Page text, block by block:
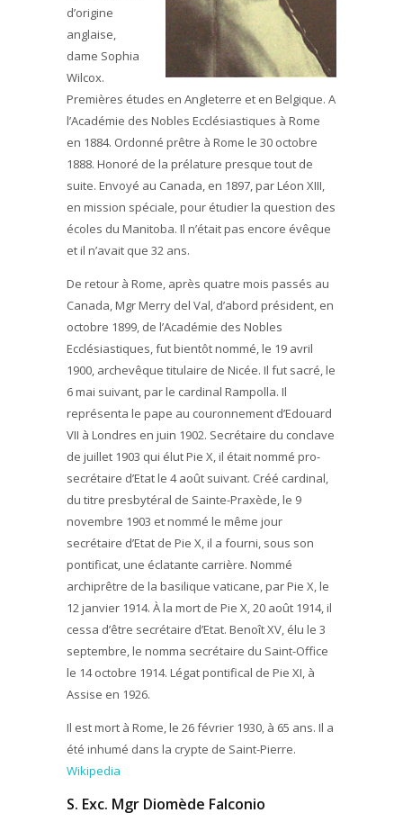
d’origine
anglaise,
dame Sophia
Wilcox.
Premières études en Angleterre et en Belgique. A
l’Académie des Nobles Ecclésiastiques à Rome
en 1884. Ordonné prêtre à Rome le 30 octobre
1888. Honoré de la prélature presque tout de
suite. Envoyé au Canada, en 1897, par Léon XIII,
en mission spéciale, pour étudier la question des
écoles du Manitoba. Il n’était pas encore évêque
et il n’avait que 32 ans.
De retour à Rome, après quatre mois passés au
Canada, Mgr Merry del Val, d’abord président, en
octobre 1899, de l’Académie des Nobles
Ecclésiastiques, fut bientôt nommé, le 19 avril
1900, archevêque titulaire de Nicée. Il fut sacré, le
6 mai suivant, par le cardinal Rampolla. Il
représenta le pape au couronnement d’Edouard
VII à Londres en juin 1902. Secrétaire du conclave
de juillet 1903 qui élut Pie X, il était nommé pro-
secrétaire d’Etat le 4 août suivant. Créé cardinal,
du titre presbytéral de Sainte-Praxède, le 9
novembre 1903 et nommé le même jour
secrétaire d’Etat de Pie X, il a fourni, sous son
pontificat, une éclatante carrière. Nommé
archiprêtre de la basilique vaticane, par Pie X, le
12 janvier 1914. À la mort de Pie X, 20 août 1914, il
cessa d’être secrétaire d’Etat. Benoît XV, élu le 3
septembre, le nomma secrétaire du Saint-Office
le 14 octobre 1914. Légat pontifical de Pie XI, à
Assise en 1926.
Il est mort à Rome, le 26 février 1930, à 65 ans. Il a
été inhumé dans la crypte de Saint-Pierre.
Wikipedia
S. Exc. Mgr Diomède Falconio